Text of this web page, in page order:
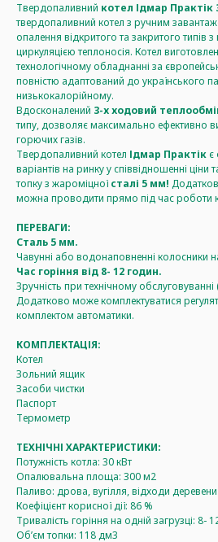
Твердопаливний котел Ідмар Практік
твердопаливний котел з ручним
опалення відкритого та закритого
циркуляцією теплоносія. Котел
технологічному обладнанні за
повністю адаптований до українського
низькокалорійному.
Вдосконалений 3-х ходовий
типу, дозволяє максимально ефективно
горючих газів.
Твердопаливний котел Ідмар Практікє
варіантів на ринку у співвідношенні ціни
топку з жароміцної сталі 5 мм!
можна проводити прямо під час роботи
ПЕРЕВАГИ:
Сталь 5 мм.
Чавунні або водонаповненні колосники
Час горіння від 8- 12 годин.
Зручність при технічному обслуговуванні
Додатково може комплектуватися
комплектом автоматики.
КОМПЛЕКТАЦІЯ:
Котел
Зольний ящик
Засоби чистки
Паспорт
Термометр
ТЕХНІЧНІ ХАРАКТЕРИСТИКИ:
Потужність котла: 30 кВт
Опалювальна площа: 300 м2
Паливо: дрова, вугілля, відходи деревени
Коефіцієнт корисної дії: 86 %
Тривалість горіння на одній загрузці: 8-
Об’єм топки: 118 дм3